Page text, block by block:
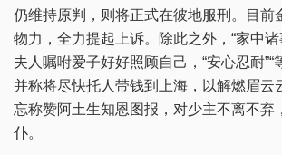
仍维持原判，则将正式在彼地服刑。目前
物力，全力提起上诉。除此之外，“家中
夫人嘱咐爱子好好照顾自己，“安心忍耐”“
并称将尽快托人带钱到上海，以解燃眉云
忘称赞阿土生知恩图报，对少主不离不弃
仆。